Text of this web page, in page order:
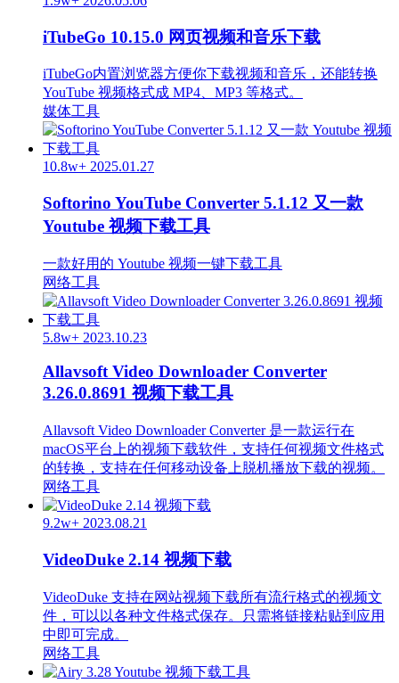
iTubeGo 10.15.0 网页视频和音乐下载
iTubeGo内置浏览器方便你下载视频和音乐，还能转换
YouTube 视频格式成 MP4、MP3 等格式。
媒体工具
10.8w+ 2025.01.27
Softorino YouTube Converter 5.1.12 又一款
Youtube 视频下载工具
一款好用的 Youtube 视频一键下载工具
网络工具
5.8w+ 2023.10.23
Allavsoft Video Downloader Converter
3.26.0.8691 视频下载工具
Allavsoft Video Downloader Converter 是一款运行在
macOS平台上的视频下载软件，支持任何视频文件格式
的转换，支持在任何移动设备上脱机播放下载的视频。
网络工具
9.2w+ 2023.08.21
VideoDuke 2.14 视频下载
VideoDuke 支持在网站视频下载所有流行格式的视频文
件，可以以各种文件格式保存。只需将链接粘贴到应用
中即可完成。
网络工具